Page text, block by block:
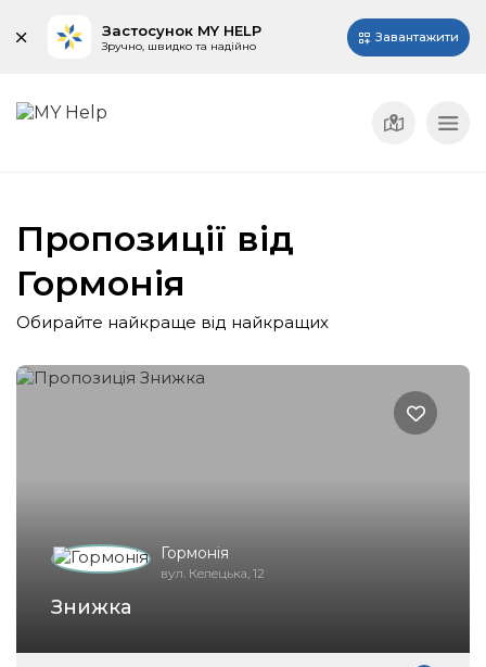
Застосунок MY HELP
Зручно, швидко та надійно
Завантажити
Пропозиції від
Гормонія
Обирайте найкраще від найкращих
Гормонія
вул. Келецька, 12
Знижка